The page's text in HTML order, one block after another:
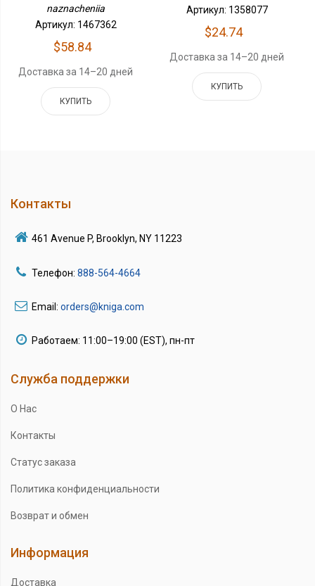
naznacheniia
Артикул: 1467362
$58.84
Доставка за 14–20 дней
КУПИТЬ
Артикул: 1358077
$24.74
Доставка за 14–20 дней
КУПИТЬ
Контакты
461 Avenue P, Brooklyn, NY 11223
Телефон: 888-564-4664
Email: orders@kniga.com
Работаем: 11:00–19:00 (EST), пн-пт
Служба поддержки
О Нас
Контакты
Статус заказа
Политика конфиденциальности
Возврат и обмен
Информация
Доставка